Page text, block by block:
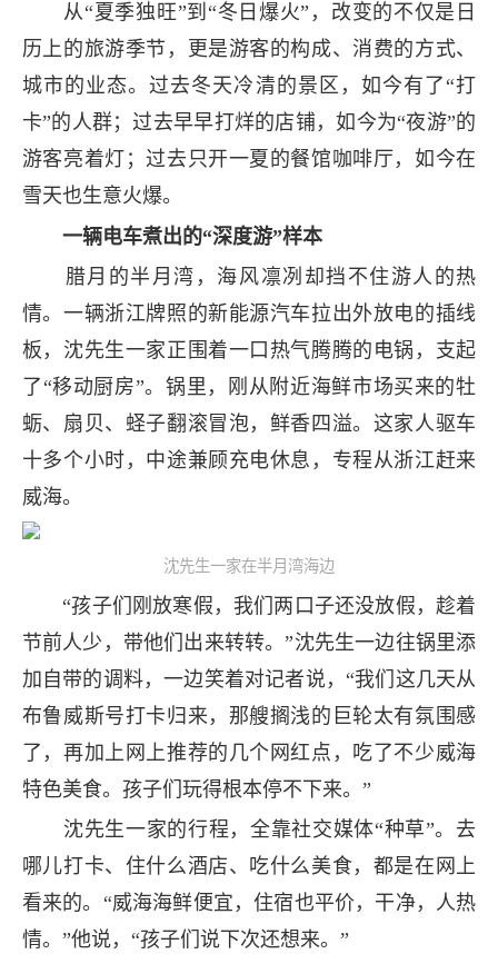
从“夏季独旺”到“冬日爆火”，改变的不仅是日
历上的旅游季节，更是游客的构成、消费的方式、
城市的业态。过去冬天冷清的景区，如今有了“打
卡”的人群；过去早早打烊的店铺，如今为“夜游”的
游客亮着灯；过去只开一夏的餐馆咖啡厅，如今在
雪天也生意火爆。
一辆电车煮出的“深度游”样本
腊月的半月湾，海风凛冽却挡不住游人的热
情。一辆浙江牌照的新能源汽车拉出外放电的插线
板，沈先生一家正围着一口热气腾腾的电锅，支起
了“移动厨房”。锅里，刚从附近海鲜市场买来的牡
蛎、扇贝、蛏子翻滚冒泡，鲜香四溢。这家人驱车
十多个小时，中途兼顾充电休息，专程从浙江赶来
威海。
沈先生一家在半月湾海边
“孩子们刚放寒假，我们两口子还没放假，趁着
节前人少，带他们出来转转。”沈先生一边往锅里添
加自带的调料，一边笑着对记者说，“我们这几天从
布鲁威斯号打卡归来，那艘搁浅的巨轮太有氛围感
了，再加上网上推荐的几个网红点，吃了不少威海
特色美食。孩子们玩得根本停不下来。”
沈先生一家的行程，全靠社交媒体“种草”。去
哪儿打卡、住什么酒店、吃什么美食，都是在网上
看来的。“威海海鲜便宜，住宿也平价，干净，人热
情。”他说，“孩子们说下次还想来。”